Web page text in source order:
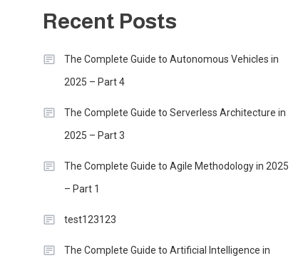
Recent Posts
The Complete Guide to Autonomous Vehicles in
2025 – Part 4
The Complete Guide to Serverless Architecture in
2025 – Part 3
The Complete Guide to Agile Methodology in 2025
– Part 1
test123123
The Complete Guide to Artificial Intelligence in